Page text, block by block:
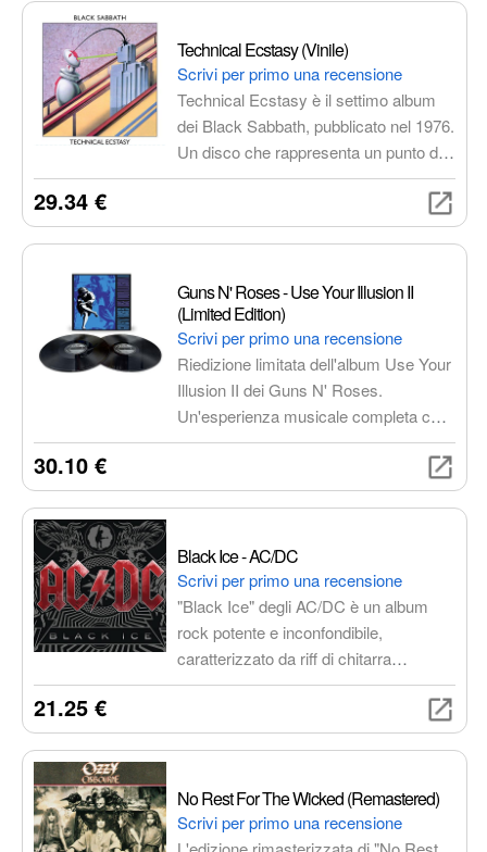
amanti del metal industriale.
Technical Ecstasy (Vinile)
Scrivi per primo una recensione
Technical Ecstasy è il settimo album
dei Black Sabbath, pubblicato nel 1976.
Un disco che rappresenta un punto di
svolta nella loro discografia,
esplorando sonorità innovative e testi
introspettivi. Un'esperienza d'ascolto
con un suono caldo e ricco che esalta
le sfumature della musica.
29.34 €
Guns N' Roses - Use Your Illusion II
(Limited Edition)
Scrivi per primo una recensione
Riedizione limitata dell'album Use Your
Illusion II dei Guns N' Roses.
Un'esperienza musicale completa con
audio rimasterizzato e artwork
esclusivo, un must-have per i fan e gli
amanti del rock.
30.10 €
Black Ice - AC/DC
Scrivi per primo una recensione
"Black Ice" degli AC/DC è un album
rock potente e inconfondibile,
caratterizzato da riff di chitarra
graffianti, una sezione ritmica
Johnson. Un ritorno alle origini con
amanti del rock 'n' roll.
21.25 €
No Rest For The Wicked (Remastered)
Scrivi per primo una recensione